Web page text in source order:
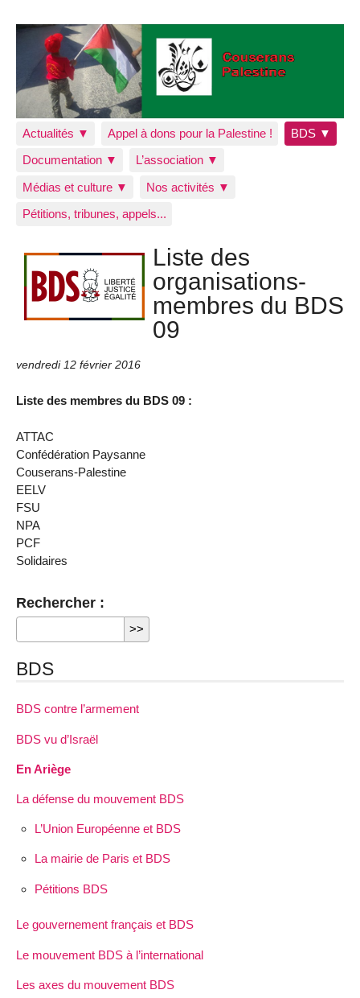
Actualités ▼ Appel à dons pour la Palestine !
BDS ▼
Documentation ▼
L’association ▼
Médias et culture ▼
Nos activités ▼
Pétitions, tribunes, appels...
Liste des
organisations-
membres du BDS
09
vendredi 12 février 2016
Liste des membres du BDS 09 :
ATTAC
Confédération Paysanne
Couserans-Palestine
EELV
FSU
NPA
PCF
Solidaires
Rechercher :
BDS
BDS contre l’armement
BDS vu d’Israël
En Ariège
La défense du mouvement BDS
L’Union Européenne et BDS
La mairie de Paris et BDS
Pétitions BDS
Le gouvernement français et BDS
Le mouvement BDS à l’international
Les axes du mouvement BDS